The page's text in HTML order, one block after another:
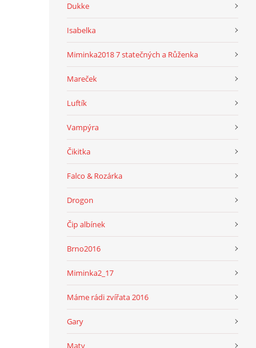
Dukke
Isabelka
Miminka2018 7 statečných a Růženka
Mareček
Luftík
Vampýra
Čikitka
Falco & Rozárka
Drogon
Čip albínek
Brno2016
Miminka2_17
Máme rádi zvířata 2016
Gary